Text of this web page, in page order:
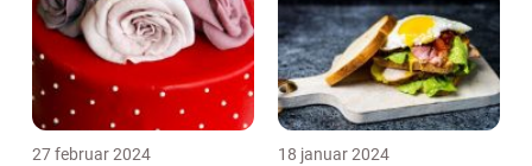
27 februar 2024 18 januar 2024